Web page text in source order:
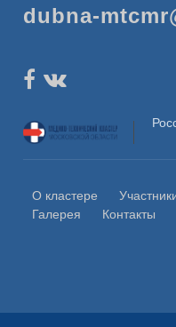
dubna-
О кластере
Галерея
Контакты